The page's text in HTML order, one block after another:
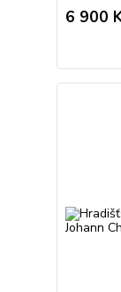
6 900